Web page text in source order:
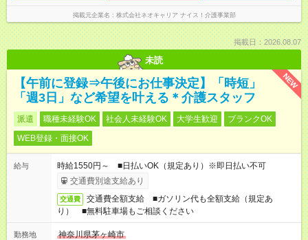
掲載元企業名 株式会社ネオキャリア ナイス！介護事業部
掲載日：2026.08.07
未読
NEW
【午前に登録⇒午後にお仕事決定】「時短」
「週3日」など希望を叶える＊介護スタッフ
派遣 職種未経験OK 社会人未経験OK 大学生歓迎
ブランクOK
WEB登録・面接OK
給与
時給1550円～ ■日払いOK（規定あり）※即日払い不可
交通費別途支給あり
交通費
交通費全額支給 ■ガソリン代も全額支給（規定あ
り） ■無料駐車場もご相談ください
勤務地
神奈川県茅ヶ崎市